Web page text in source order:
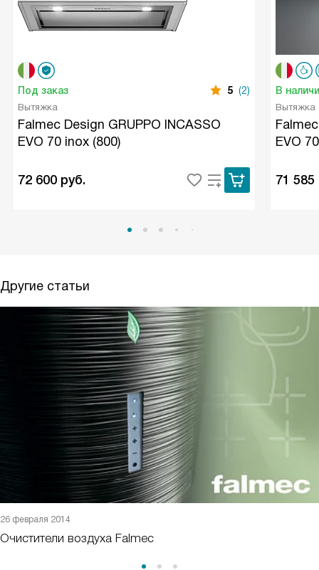
Под заказ 5 (2)
Вытяжка
Falmec Design GRUPPO INCASSO
EVO 70 inox (800)
72 600 руб.
В
Вытяжка
EVO
71 585
Другие статьи
26 февраля 2014
Очистители воздуха Falmec